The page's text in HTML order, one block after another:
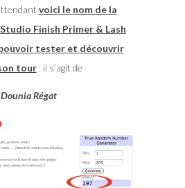
voici le nom de la
Finish Primer & Lash
tester et découvrir
tour: il s’agit de
Dounia Régat